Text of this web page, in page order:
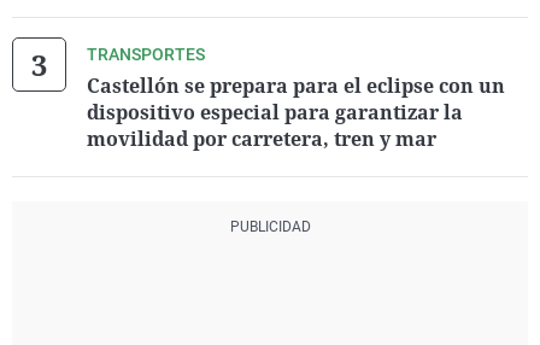
TRANSPORTES
Castellón se prepara para el eclipse con un
dispositivo especial para garantizar la
movilidad por carretera, tren y mar